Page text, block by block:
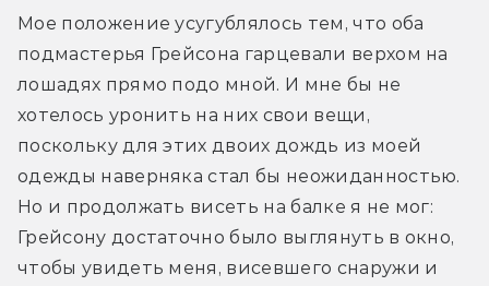
Мое положение усугублялось тем, что оба
подмастерья Грейсона гарцевали верхом на
лошадях прямо подо мной. И мне бы не
хотелось уронить на них свои вещи,
поскольку для этих двоих дождь из моей
одежды наверняка стал бы неожиданностью.
Но и продолжать висеть на балке я не мог:
Грейсону достаточно было выглянуть в окно,
чтобы увидеть меня, висевшего снаружи и